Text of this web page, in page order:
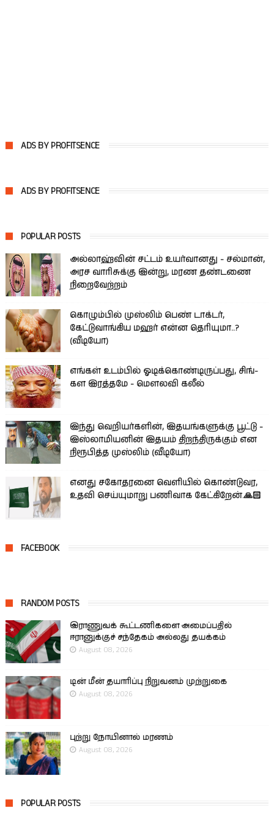
ADS BY PROFITSENCE
ADS BY PROFITSENCE
POPULAR POSTS
அல்லாஹ்வின் சட்டம் உயர்வானது - சல்மான்,
அரச வாரிசுக்கு இன்று, மரண தண்டணை
நிறைவேற்றம்
கொழும்பில் முஸ்லிம் பெண் டாக்டர்,
கேட்டுவாங்கிய மஹர் என்ன தெரியுமா..?
(வீடியோ)
எங்கள் உடம்பில் ஓடிக்­கொண்­டி­ருப்­பது, சிங்­
கள இரத்­தமே - மௌலவி கலீல்
இந்து வெறியர்களின், இதயங்களுக்கு பூட்டு -
இஸ்லாமியனின் இதயம் திறந்திருக்கும் என
நிரூபித்த முஸ்லிம் (வீடியோ)
எனது சகோதரனை வெளியில் கொண்டுவர,
உதவி செய்யுமாறு பணிவாக கேட்கிறேன்.🙏🏻
FACEBOOK
RANDOM POSTS
இராணுவக் கூட்டணிகளை அமைப்பதில்
ஈரானுக்குச் சந்தேகம் அல்லது தயக்கம்
August 08, 2026
டின் மீன் தயாரிப்பு நிறுவனம் முற்றுகை
August 08, 2026
புற்று நோயினால் மரணம்
August 08, 2026
POPULAR POSTS